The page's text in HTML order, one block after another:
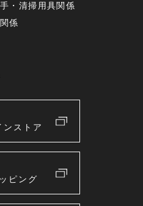
・清掃用具関係
係
ンストア
ピング